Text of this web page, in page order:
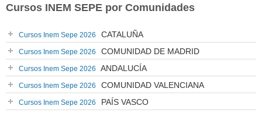
Cursos INEM SEPE por Comunidades
Cursos Inem Sepe 2026 CATALUÑA
Cursos Inem Sepe 2026 COMUNIDAD DE MADRID
Cursos Inem Sepe 2026 ANDALUCÍA
Cursos Inem Sepe 2026 COMUNIDAD VALENCIANA
Cursos Inem Sepe 2026 PAÍS VASCO